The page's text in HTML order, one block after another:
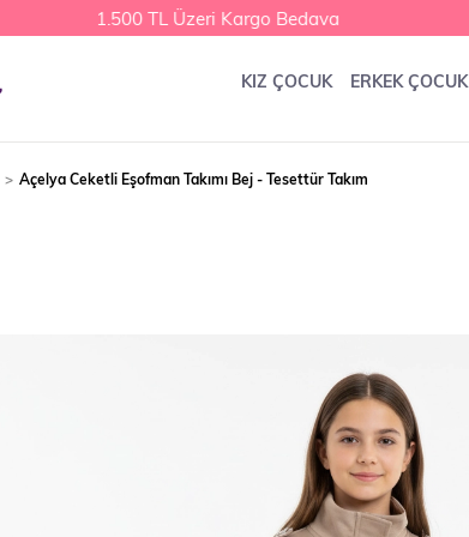
1.500 TL Üzeri Kargo Bedava
KIZ ÇOCUK ERKEK ÇOCUK
Açelya Ceketli Eşofman Takımı Bej - Tesettür Takım